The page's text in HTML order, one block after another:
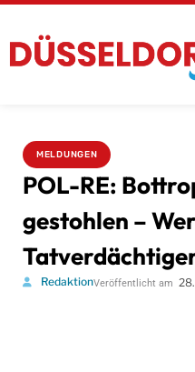
MELDUNGEN
POL-RE:
gestohlen –
RedaktionVeröffentlicht am